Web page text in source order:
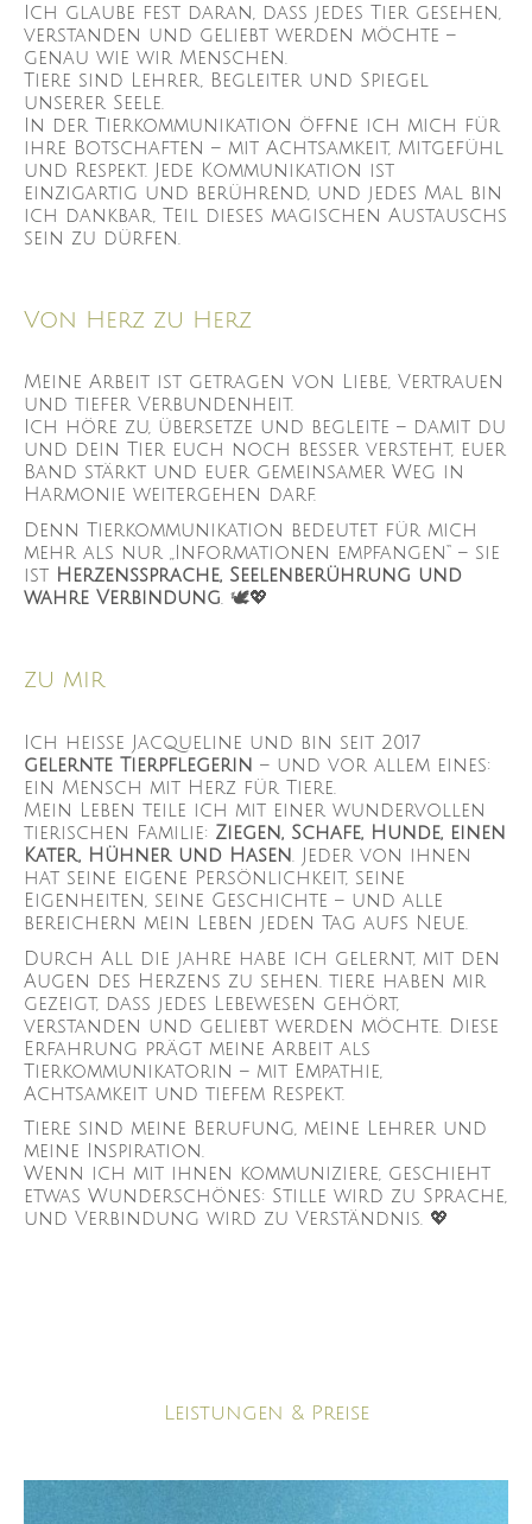
Ich glaube fest daran, dass jedes Tier gesehen,
verstanden und geliebt werden möchte –
genau wie wir Menschen.
Tiere sind Lehrer, Begleiter und Spiegel
unserer Seele.
In der Tierkommunikation öffne ich mich für
ihre Botschaften – mit Achtsamkeit, Mitgefühl
und Respekt. Jede Kommunikation ist
einzigartig und berührend, und jedes Mal bin
ich dankbar, Teil dieses magischen Austauschs
sein zu dürfen.
Von Herz zu Herz
Meine Arbeit ist getragen von Liebe, Vertrauen
und tiefer Verbundenheit.
Ich höre zu, übersetze und begleite – damit du
und dein Tier euch noch besser versteht, euer
Band stärkt und euer gemeinsamer Weg in
Harmonie weitergehen darf.
Denn Tierkommunikation bedeutet für mich
mehr als nur „Informationen empfangen“ – sie
ist Herzenssprache, Seelenberührung und
wahre Verbindung. 🕊️💖
zu mir
Ich heiße Jacqueline und bin seit 2017
gelernte Tierpflegerin – und vor allem eines:
ein Mensch mit Herz für Tiere.
Mein Leben teile ich mit einer wundervollen
tierischen Familie: Ziegen, Schafe, Hunde, einen
Kater, Hühner und Hasen. Jeder von ihnen
hat seine eigene Persönlichkeit, seine
Eigenheiten, seine Geschichte – und alle
bereichern mein Leben jeden Tag aufs Neue.
Durch All die jahre habe ich gelernt, mit den
Augen des Herzens zu sehen. tiere haben mir
gezeigt, dass jedes Lebewesen gehört,
verstanden und geliebt werden möchte. Diese
Erfahrung prägt meine Arbeit als
Tierkommunikatorin – mit Empathie,
Achtsamkeit und tiefem Respekt.
Tiere sind meine Berufung, meine Lehrer und
meine Inspiration.
Wenn ich mit ihnen kommuniziere, geschieht
etwas Wunderschönes: Stille wird zu Sprache,
und Verbindung wird zu Verständnis. 💖
Leistungen & Preise